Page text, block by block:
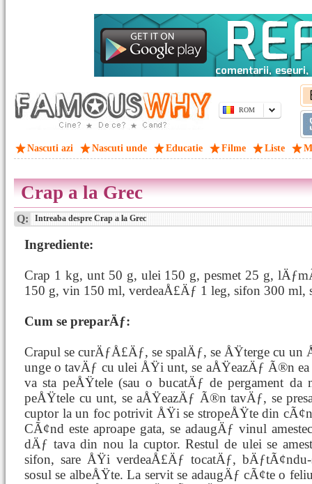
ROM
Nascuti azi Nascuti unde Educatie Filme Liste
Crap a la Grec
Q: Intreaba despre Crap a la Grec
Ingrediente:
Crap 1 kg, unt 50 g, ulei 150 g, pesmet 25 g,
150 g, vin 150 ml, verdeaÅ£Äƒ 1 leg, sifon 300 ml,
Cum se preparÄƒ:
Crapul se curÄƒÅ£Äƒ, se spalÄƒ, se ÅŸterge cu un
unge o tavÄƒ cu ulei ÅŸi unt, se aÅŸeazÄƒ Ã®n
va sta peÅŸtele (sau o bucatÄƒ de pergament
peÅŸtele cu unt, se aÅŸeazÄƒ Ã®n tavÄƒ, se
cuptor la un foc potrivit ÅŸi se stropeÅŸte din
CÃ¢nd este aproape gata, se adaugÄƒ vinul
dÄƒ tava din nou la cuptor. Restul de ulei se
sifon, sare ÅŸi verdeaÅ£Äƒ tocatÄƒ,
sosul se albeÅŸte. La servit se adaugÄƒ cÃ¢te o